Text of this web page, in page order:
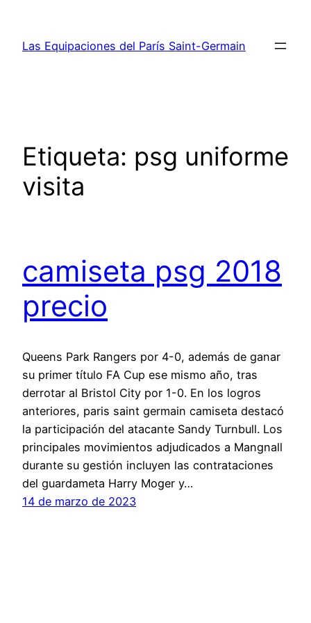
contenido
Las Equipaciones del París Saint-Germain
Etiqueta: psg uniforme
visita
camiseta psg 2018
precio
Queens Park Rangers por 4-0, además de ganar
su primer título FA Cup ese mismo año, tras
derrotar al Bristol City por 1-0. En los logros
anteriores, paris saint germain camiseta destacó
la participación del atacante Sandy Turnbull. Los
principales movimientos adjudicados a Mangnall
durante su gestión incluyen las contrataciones
del guardameta Harry Moger y…
14 de marzo de 2023